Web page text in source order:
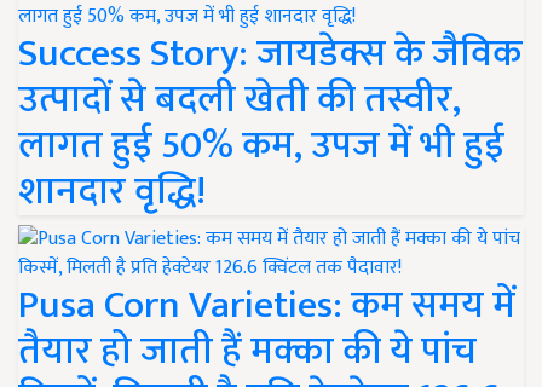
Success Story: जायडेक्स के जैविक
उत्पादों से बदली खेती की तस्वीर,
लागत हुई 50% कम, उपज में भी हुई
शानदार वृद्धि!
Pusa Corn Varieties: कम समय में
तैयार हो जाती हैं मक्का की ये पांच